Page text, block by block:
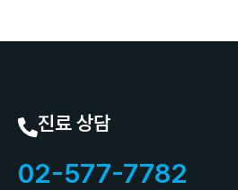
진료 상담
02-577-7782